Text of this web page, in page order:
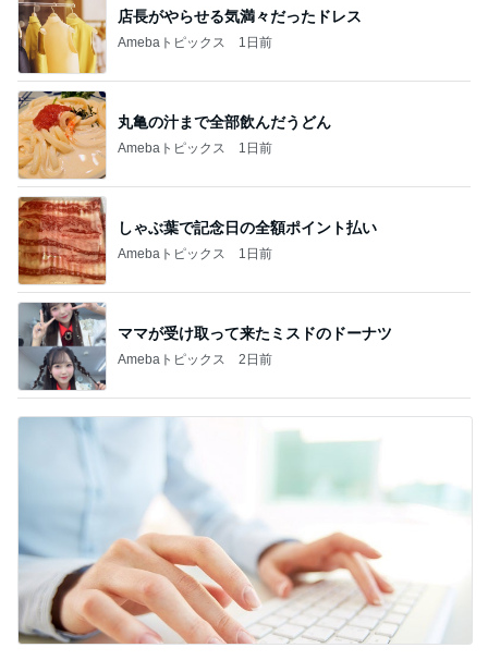
店長がやらせる気満々だったドレス
Amebaトピックス 1日前
丸亀の汁まで全部飲んだうどん
Amebaトピックス 1日前
しゃぶ葉で記念日の全額ポイント払い
Amebaトピックス 1日前
ママが受け取って来たミスドのドーナツ
Amebaトピックス 2日前